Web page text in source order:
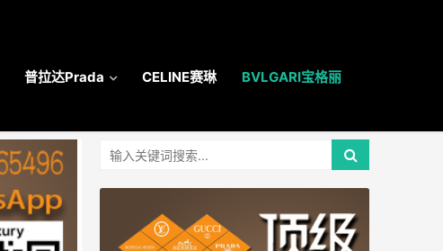
普拉达Prada CELINE赛琳 BVLGARI宝格丽